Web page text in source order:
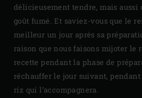
délicieusement tendre, mais
goût fumé. Et saviez-vous que le
meilleur un jour après sa
raison que nous faisons mijoter le
recette pendant la phase de
réchauffer le jour suivant,
riz qui l’accompagnera.